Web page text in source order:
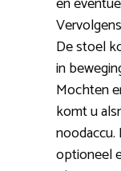
De stoel
in
Mochten
komt u
noodaccu.
optioneel